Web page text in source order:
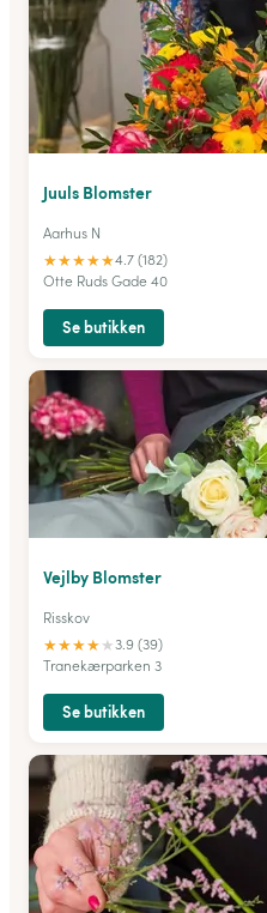
Juuls Blomster
Aarhus N
★★★★★4.7 (182)
Otte Ruds Gade 40
Se butikken
Vejlby Blomster
Risskov
★★★★★3.9 (39)
Tranekærparken 3
Se butikken